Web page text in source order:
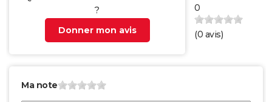
?
Donner mon avis
0
(0 avis)
Ma note